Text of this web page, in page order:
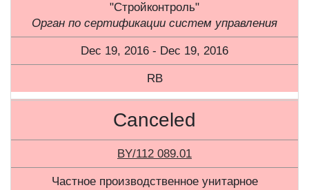
"Стройконтроль"
Орган по сертификации систем управления
Dec 19, 2016 - Dec 19, 2016
RB
Canceled
BY/112 089.01
Частное производственное унитарное